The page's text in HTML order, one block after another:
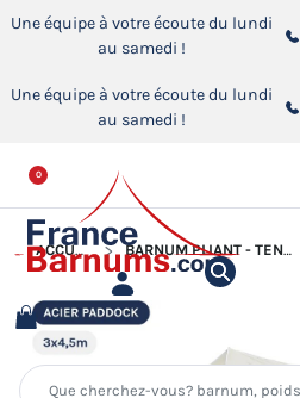
Une équipe à votre écoute du lundi
au samedi !
Une équipe à votre écoute du lundi
au samedi !
0
ACCUEIL BARNUM PLIANT - TENTE ACIER PADDOCK